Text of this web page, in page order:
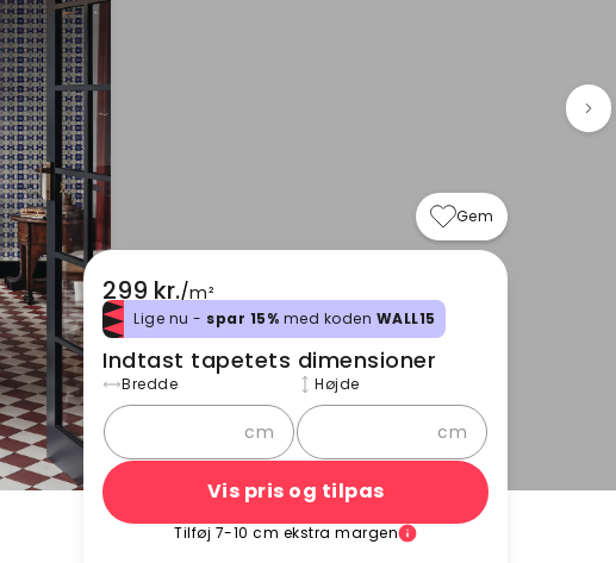
Gem
299 kr./m²
Lige nu - spar 15% med koden WALL15
Indtast tapetets dimensioner
Bredde
cm
Højde
cm
Vis pris og tilpas
Tilføj 7-10 cm ekstra margen